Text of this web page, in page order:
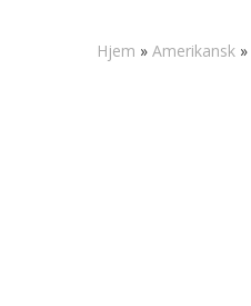
Hjem » Amerikansk »